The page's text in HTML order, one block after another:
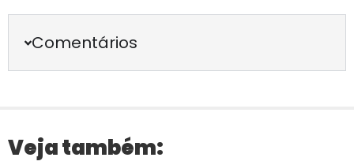
Comentários
Veja também: